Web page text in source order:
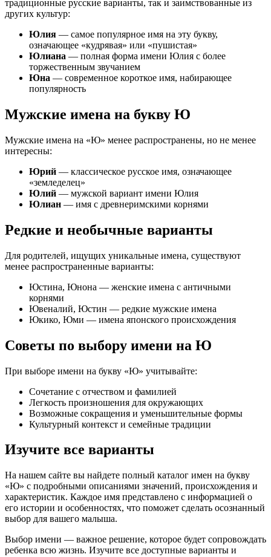
традиционные русские варианты, так и заимствованные из
других культур:
Юлия — самое популярное имя на эту букву,
означающее «кудрявая» или «пушистая»
Юлиана — полная форма имени Юлия с более
торжественным звучанием
Юна — современное короткое имя, набирающее
популярность
Мужские имена на букву Ю
Мужские имена на «Ю» менее распространены, но не менее
интересны:
Юрий — классическое русское имя, означающее
«земледелец»
Юлий — мужской вариант имени Юлия
Юлиан — имя с древнеримскими корнями
Редкие и необычные варианты
Для родителей, ищущих уникальные имена, существуют
менее распространенные варианты:
Юстина, Юнона — женские имена с античными
корнями
Ювеналий, Юстин — редкие мужские имена
Юкико, Юми — имена японского происхождения
Советы по выбору имени на Ю
При выборе имени на букву «Ю» учитывайте:
Сочетание с отчеством и фамилией
Легкость произношения для окружающих
Возможные сокращения и уменьшительные формы
Культурный контекст и семейные традиции
Изучите все варианты
На нашем сайте вы найдете полный каталог имен на букву
«Ю» с подробными описаниями значений, происхождения и
характеристик. Каждое имя представлено с информацией о
его истории и особенностях, что поможет сделать осознанный
выбор для вашего малыша.
Выбор имени — важное решение, которое будет сопровождать
ребенка всю жизнь. Изучите все доступные варианты и